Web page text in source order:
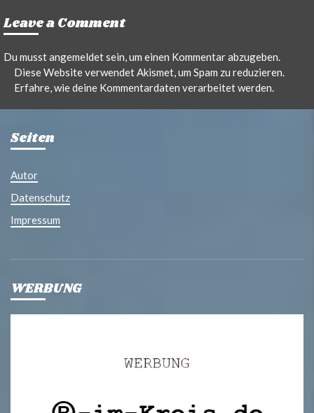
Leave a Comment
Du musstangemeldetsein, um einen Kommentar abzugeben.
Diese Website verwendet Akismet, um Spam zu reduzieren.
Erfahre, wie deine Kommentardaten verarbeitet werden.
Seiten
Autor
Datenschutz
Impressum
WERBUNG